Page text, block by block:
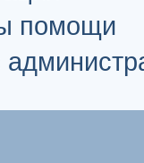
помощи